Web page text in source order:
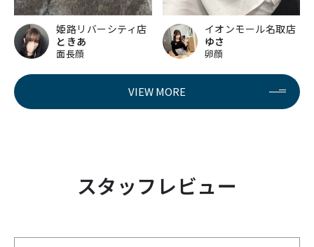
姫路リバーシティ店
ときあ
面長顔
イオンモール名取店
ゆさ
卵顔
VIEW MORE
スタッフレビュー